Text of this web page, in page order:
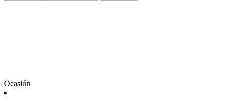
Ocasión